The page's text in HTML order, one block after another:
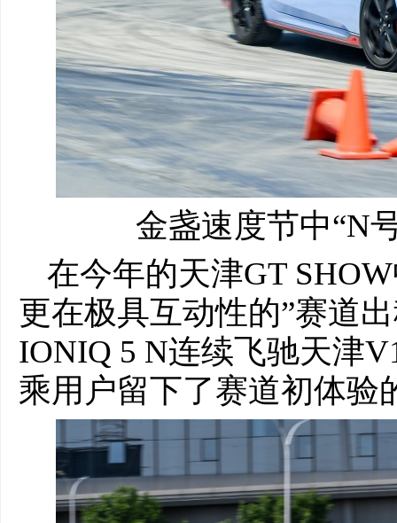
金盏速度节中“N
在今年的天津GT
更在极具互动性的”赛道
IONIQ 5 N连续飞驰天津
乘用户留下了赛道初体验